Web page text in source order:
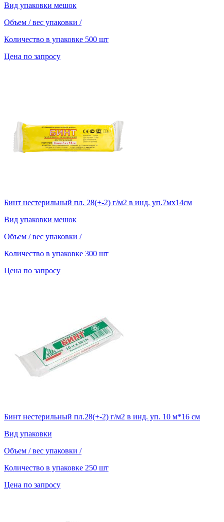
Вид упаковки мешок
Объем / вес упаковки /
Количество в упаковке 500 шт
Цена по запросу
Бинт нестерильный пл. 28(+-2) г/м2 в инд. уп.7мх14см
Вид упаковки мешок
Объем / вес упаковки /
Количество в упаковке 300 шт
Цена по запросу
Бинт нестерильный пл.28(+-2) г/м2 в инд. уп. 10 м*16 см
Вид упаковки
Объем / вес упаковки /
Количество в упаковке 250 шт
Цена по запросу